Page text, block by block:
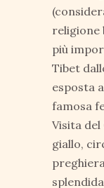
religione
più
Tibet
esposta
famosa
Visita
giallo,